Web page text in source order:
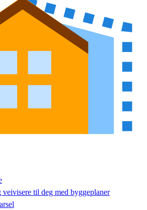
veivisere til deg med byggeplaner